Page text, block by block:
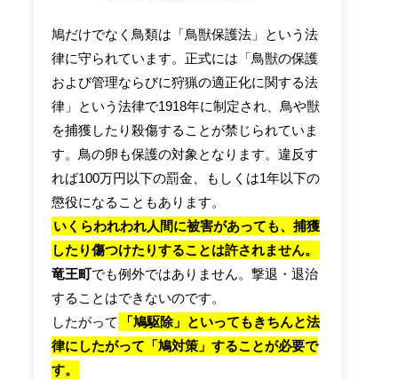
鳩だけでなく鳥類は「鳥獣保護法」という法
律に守られています。正式には「鳥獣の保護
および管理ならびに狩猟の適正化に関する法
律」という法律で1918年に制定され、鳥や獣
を捕獲したり殺傷することが禁じられていま
す。鳥の卵も保護の対象となります。違反す
れば100万円以下の罰金、もしくは1年以下の
懲役になることもあります。
いくらわれわれ人間に被害があっても、捕獲
したり傷つけたりすることは許されません。
竜王町でも例外ではありません。撃退・退治
することはできないのです。
したがって
「鳩駆除」といってもきちんと法
律にしたがって「鳩対策」することが必要で
す。